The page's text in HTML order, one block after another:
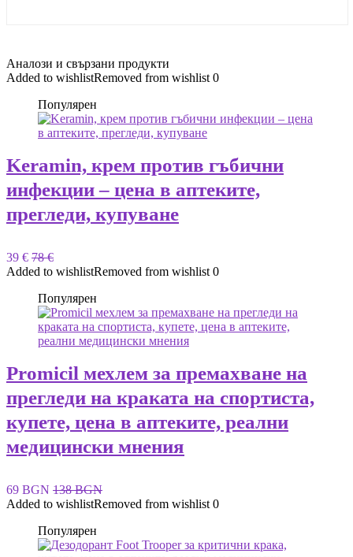
Аналози и свързани продукти
Added to wishlistRemoved from wishlist 0
Популярен
Keramin, крем против гъбични
инфекции – цена в аптеките,
прегледи, купуване
39 € 78 €
Added to wishlistRemoved from wishlist 0
Популярен
Promicil мехлем за премахване на
прегледи на краката на спортиста,
купете, цена в аптеките, реални
медицински мнения
69 BGN 138 BGN
Added to wishlistRemoved from wishlist 0
Популярен